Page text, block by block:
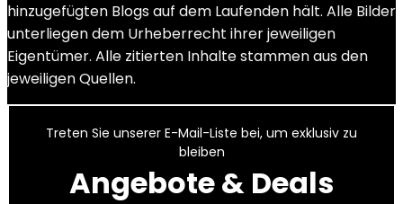
hinzugefügten Blogs auf dem Laufenden hält. Alle Bilder
unterliegen dem Urheberrecht ihrer jeweiligen
Eigentümer. Alle zitierten Inhalte stammen aus den
jeweiligen Quellen.
Treten Sie unserer E-Mail-Liste bei, um exklusiv zu
bleiben
Angebote & Deals